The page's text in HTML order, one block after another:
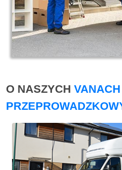
O NASZYCH VANACH